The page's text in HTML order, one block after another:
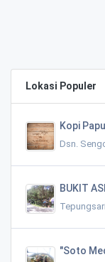
Lokasi Populer
Kopi
Dsn.
BUKIT
"Soto